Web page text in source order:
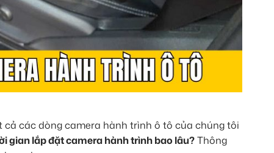
các dòng camera hành trình ô tô của chúng tôi
gian lắp đặt camera hành trình bao lâu?Thông